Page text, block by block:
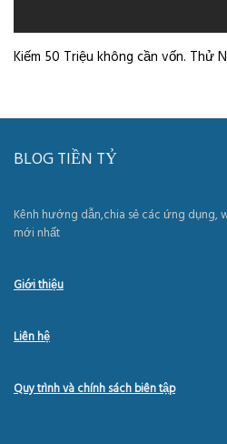
Kiếm 50 Triệu không cần vốn. Thử
BLOG TIỀN TỶ
Kênh hướng dẫn,chia sẻ các ứng dụng,
mới nhất
Giới thiệu
Liên hệ
Quy trình và chính sách biên tập